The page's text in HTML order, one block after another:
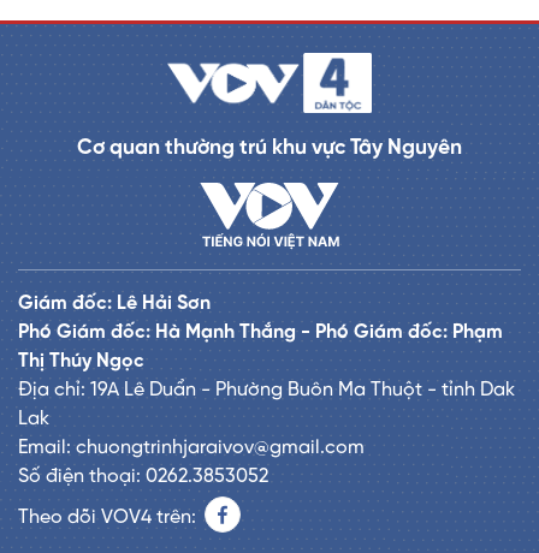
Cơ quan thường trú khu vực Tây Nguyên
Giám đốc: Lê Hải Sơn
Phó Giám đốc: Hà Mạnh Thắng - Phó Giám đốc: Phạm
Thị Thúy Ngọc
Địa chỉ: 19A Lê Duẩn - Phường Buôn Ma Thuột - tỉnh Dak
Lak
Email: chuongtrinhjaraivov@gmail.com
Số điện thoại: 0262.3853052
Theo dõi VOV4 trên: